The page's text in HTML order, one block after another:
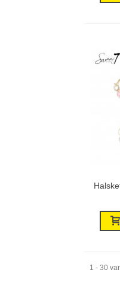
1 - 30